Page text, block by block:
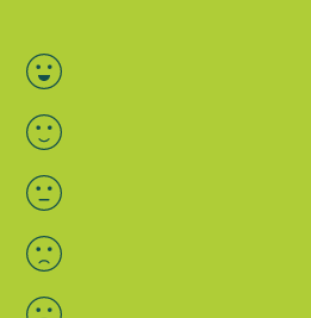
Bewertung auswählen